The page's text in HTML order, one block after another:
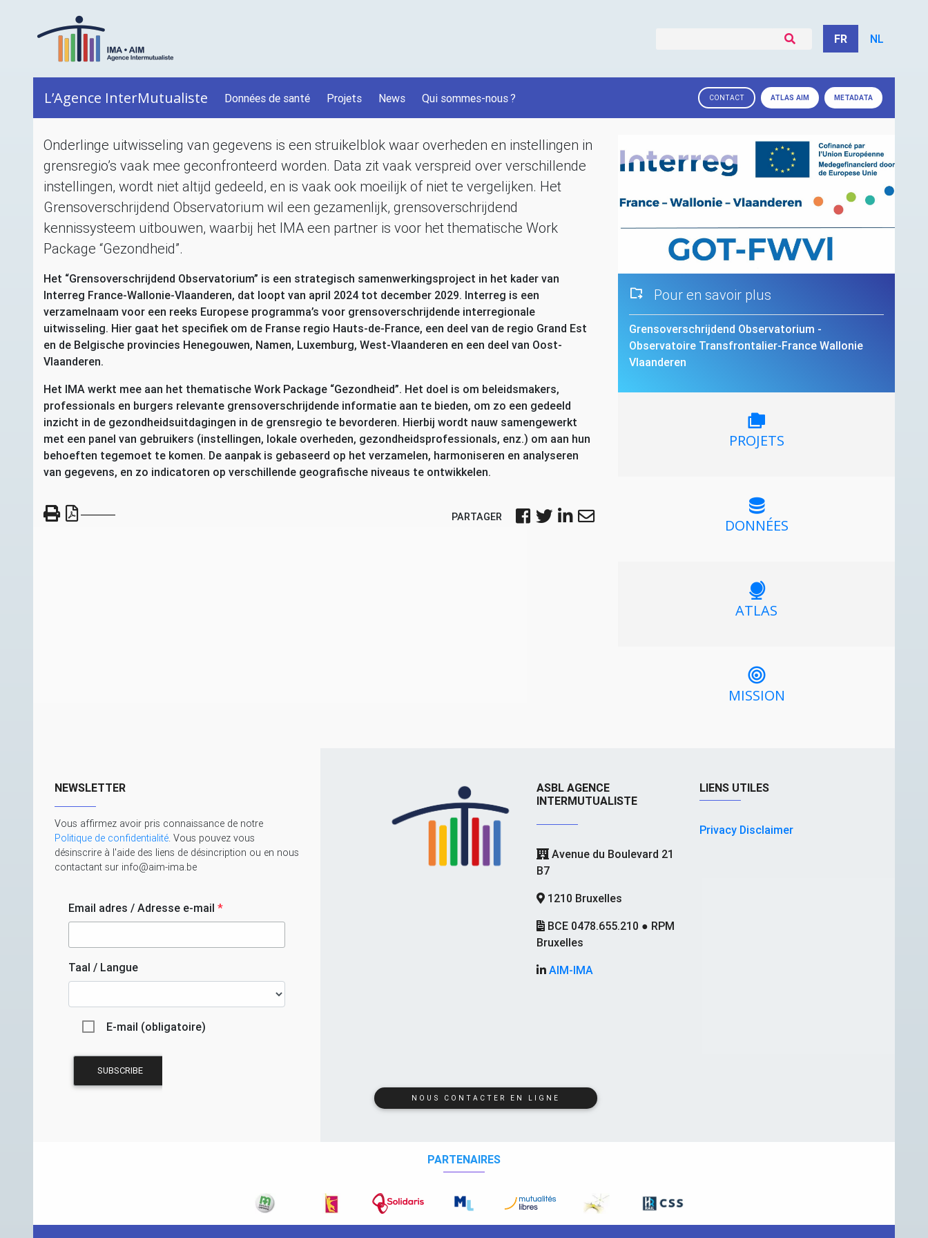
FR NL
L’Agence InterMutualiste Données de santé Projets News Qui sommes-nous? CONTACT ATLAS AIM METADATA
Onderlinge uitwisseling van gegevens is een struikelblok waar overheden en instellingen in
grensregio’s vaak mee geconfronteerd worden. Data zit vaak verspreid over verschillende
instellingen, wordt niet altijd gedeeld, en is vaak ook moeilijk of niet te vergelijken. Het
Grensoverschrijdend Observatorium wil een gezamenlijk, grensoverschrijdend
kennissysteem uitbouwen, waarbij het IMA een partner is voor het thematische Work
Package “Gezondheid”.
Het “Grensoverschrijdend Observatorium” is een strategisch samenwerkingsproject in het kader van
Interreg France-Wallonie-Vlaanderen, dat loopt van april 2024 tot december 2029. Interreg is een
verzamelnaam voor een reeks Europese programma’s voor grensoverschrijdende interregionale
uitwisseling. Hier gaat het specifiek om de Franse regio Hauts-de-France, een deel van de regio Grand Est
en de Belgische provincies Henegouwen, Namen, Luxemburg, West-Vlaanderen en een deel van Oost-
Vlaanderen.
Het IMA werkt mee aan het thematische Work Package “Gezondheid”. Het doel is om beleidsmakers,
professionals en burgers relevante grensoverschrijdende informatie aan te bieden, om zo een gedeeld
inzicht in de gezondheidsuitdagingen in de grensregio te bevorderen. Hierbij wordt nauw samengewerkt
met een panel van gebruikers (instellingen, lokale overheden, gezondheidsprofessionals, enz.) om aan hun
behoeften tegemoet te komen. De aanpak is gebaseerd op het verzamelen, harmoniseren en analyseren
van gegevens, en zo indicatoren op verschillende geografische niveaus te ontwikkelen.
PARTAGER
Pour en savoir plus
Grensoverschrijdend Observatorium -
Observatoire Transfrontalier-France Wallonie
Vlaanderen
PROJETS
DONNÉES
ATLAS
MISSION
NEWSLETTER
Vous affirmez avoir pris connaissance de notre
Politique de confidentialité. Vous pouvez vous
désinscrire à l'aide des liens de désincription ou en nous
contactant sur info@aim-ima.be
Email adres / Adresse e-mail *
Taal / Langue
E-mail (obligatoire)
ASBL AGENCE
INTERMUTUALISTE
Avenue du Boulevard 21
B7
1210 Bruxelles
BCE 0478.655.210 ● RPM
Bruxelles
AIM-IMA
LIENS UTILES
Privacy Disclaimer
NOUS CONTACTER EN LIGNE
PARTENAIRES